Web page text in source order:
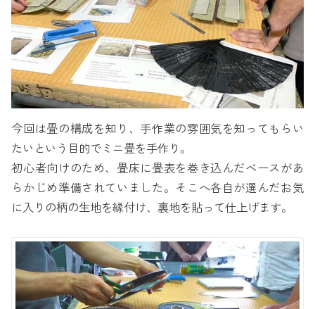
今回は畳の構成を知り、手作業の雰囲気を知ってもらい
たいという目的でミニ畳を手作り。
初心者向けのため、畳床に畳表を巻き込んだベースがあ
らかじめ準備されていました。そこへ各自が選んだお気
に入りの柄の生地を縁付け、裏地を貼って仕上げます。